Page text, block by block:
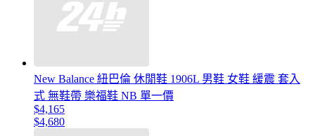
New Balance 紐巴倫 休閒鞋 1906L 男鞋 女鞋 緩震 套入
式 無鞋帶 樂福鞋 NB 單一價
$4,165
$4,680